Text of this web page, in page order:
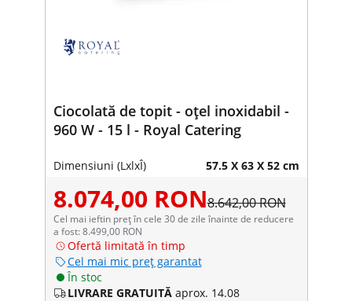
Ciocolată de topit - oțel inoxidabil -
960 W - 15 l - Royal Catering
Dimensiuni (LxlxÎ) 57.5 X 63 X 52 cm
8.074,00 RON8.642,00 RON
Cel mai ieftin preț în cele 30 de zile înainte de reducere
a fost: 8.499,00 RON
Ofertă limitată în timp
Cel mai mic preț garantat
În stoc
LIVRARE GRATUITĂ aprox. 14.08